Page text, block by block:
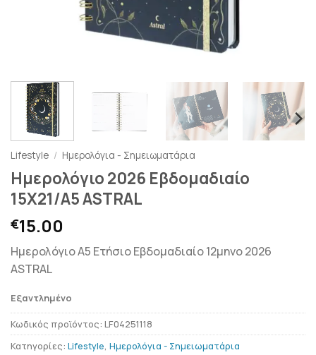
Lifestyle / Ημερολόγια - Σημειωματάρια
Ημερολόγιο 2026 Εβδομαδιαίο
15Χ21/A5 ASTRAL
€15.00
Ημερολόγιο Α5 Ετήσιο Εβδομαδιαίο 12μηνο 2026
ASTRAL
Εξαντλημένο
Κωδικός προϊόντος: LF04251118
Κατηγορίες: Lifestyle, Ημερολόγια - Σημειωματάρια